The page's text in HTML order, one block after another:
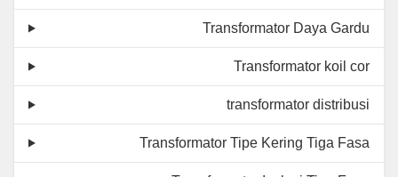
Transformator Daya Gardu
Transformator koil cor
transformator distribusi
Transformator Tipe Kering Tiga Fasa